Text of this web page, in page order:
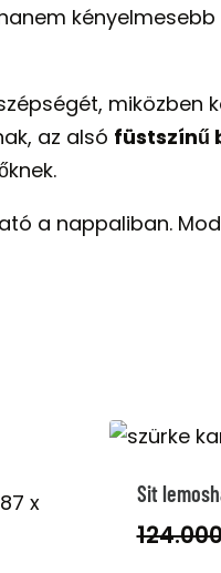
kényelmesebb
miközben
az alsó füstszínű
a nappaliban.
Sit